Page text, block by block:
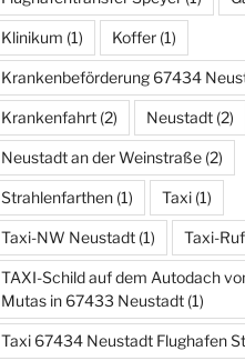
Klinikum (1) Koffer (1)
Krankenbeförderung 67434
Krankenfahrt (2) Neustadt (2)
Neustadt an der Weinstraße (2)
Strahlenfarthen (1) Taxi (1)
Taxi-NW Neustadt (1) Taxi-Ruf
TAXI-Schild auf dem Autodach
Mutas in 67433 Neustadt (1)
Taxi 67434 Neustadt Flughafen